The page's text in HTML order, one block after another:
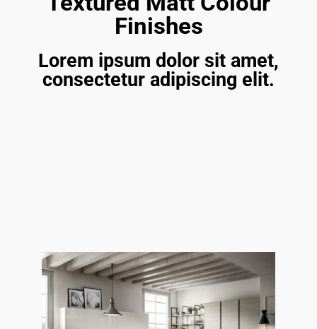
Finishes
Lorem ipsum dolor sit amet,
consectetur adipiscing elit.